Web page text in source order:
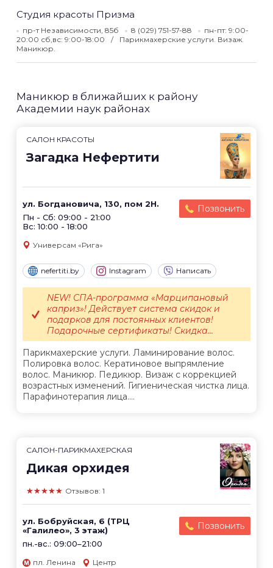
Студия красоты Призма
пр-т Независимости, 85б 8 (029) 751-57-88
пн-пт: 9:00-
20:00 сб,вс: 9:00-18:00
Парикмахерские услуги. Визаж.
Маникюр.
Маникюр в ближайших к району
Академии наук районах
САЛОН КРАСОТЫ
Загадка Нефертити
ул. Богдановича, 130, пом 2Н.
Пн - Сб: 09:00 - 21:00
Вс: 10:00 - 18:00
Позвонить
Универсам «Рига»
nefertiti.by Instagram Написать
Парикмахерские услуги. Ламинирование волос.
Полировка волос. Кератиновое выпрямление
волос. Маникюр. Педикюр. Визаж с коррекцией
возрастных изменений. Гигиеническая чистка лица.
Парафинотерапия лица....
NEW! СПА-программа «Марципановый
каприз»! Действует система скидок и
подарков для постоянных клиентов!
Подарочные сертификаты! Скидка...
САЛОН-ПАРИКМАХЕРСКАЯ
Дикая орхидея
★★★★★ Отзывов: 1
ул. Бобруйская, 6 (ТРЦ
«Галилео», 3 этаж)
пн.-вс.: 09:00–21:00
Позвонить
пл. Ленина Центр